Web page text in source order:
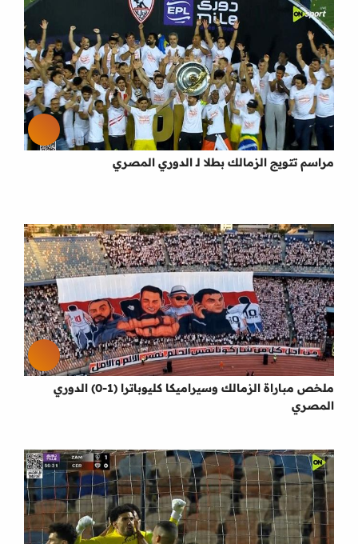
مراسم تتويج الزمالك بطلا لـ الدوري المصري
ملخص مباراة الزمالك وسيراميكا كليوباترا (1-0) الدوري
المصري